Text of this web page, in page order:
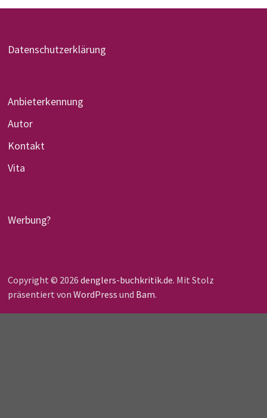
Datenschutzerklärung
Anbieterkennung
Autor
Kontakt
Vita
Werbung?
Copyright © 2026 denglers-buchkritik.de. Mit Stolz
präsentiert von WordPress und Bam.